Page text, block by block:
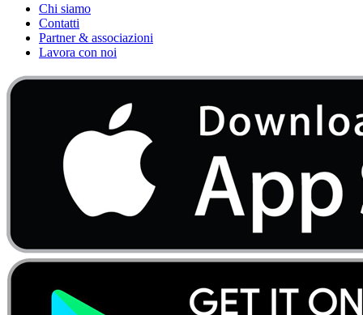
Chi siamo
Contatti
Partner & associazioni
Lavora con noi